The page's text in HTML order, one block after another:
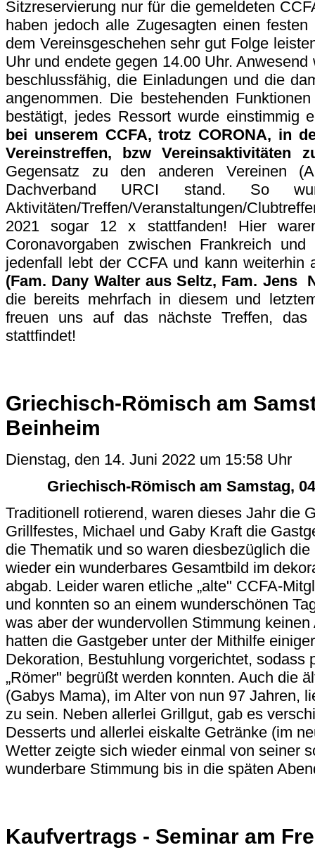
Sitzreservierung nur für die gemeldeten
haben jedoch alle Zugesagten einen
dem Vereinsgeschehen sehr gut Folge
Uhr und endete gegen 14.00 Uhr.
beschlussfähig, die Einladungen und die
angenommen. Die bestehenden
bestätigt, jedes Ressort wurde einstimmig
bei unserem CCFA, trotz CORONA, in
Vereinstreffen, bzw Vereinsaktivitäten
Gegensatz zu den anderen Vereinen
Dachverband URCI stand. So
Aktivitäten/Treffen/Veranstaltungen/
2021 sogar 12 x stattfanden! Hier
Coronavorgaben zwischen Frankreich
jedenfall lebt der CCFA und kann weiterhin
(Fam. Dany Walter aus Seltz, Fam. Jens
die bereits mehrfach in diesem und
freuen uns auf das nächste Treffen,
stattfindet!
Griechisch-Römisch am
Beinheim
Dienstag, den 14. Juni 2022 um 15:58 Uhr
Griechisch-Römisch am Samstag,
Traditionell rotierend, waren dieses Jahr die
Grillfestes, Michael und Gaby Kraft die
die Thematik und so waren diesbezüglich
wieder ein wunderbares Gesamtbild im
abgab. Leider waren etliche „alte" CCFA-
und konnten so an einem wunderschönen
was aber der wundervollen Stimmung
hatten die Gastgeber unter der Mithilfe
Dekoration, Bestuhlung vorgerichtet, sodass
„Römer" begrüßt werden konnten. Auch die
(Gabys Mama), im Alter von nun 97 Jahren,
zu sein. Neben allerlei Grillgut, gab es
Desserts und allerlei eiskalte Getränke (im
Wetter zeigte sich wieder einmal von seiner
wunderbare Stimmung bis in die späten
Kaufvertrags - Seminar am